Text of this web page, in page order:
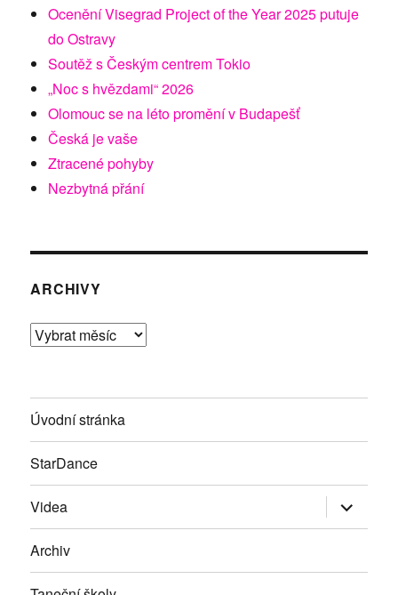
Ocenění Visegrad Project of the Year 2025 putuje
do Ostravy
Soutěž s Českým centrem Tokio
„Noc s hvězdami“ 2026
Olomouc se na léto promění v Budapešť
Česká je vaše
Ztracené pohyby
Nezbytná přání
ARCHIVY
Archivy
Úvodní stránka
StarDance
Videa Zobrazit
položky
Archiv